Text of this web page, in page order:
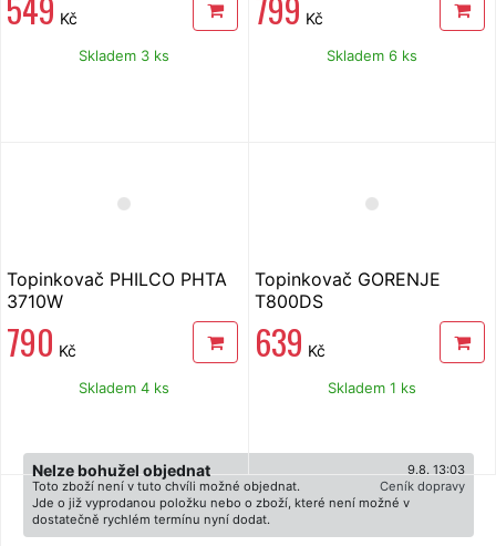
Kč
Skladem 3 ks
Kč
Skladem 6 ks
Topinkovač PHILCO PHTA
3710W
790 Kč
Skladem 4 ks
Topinkovač GORENJE
T800DS
639 Kč
Skladem 1 ks
9.8. 13:03
Nelze bohužel objednat
Ceník dopravy
Toto zboží není v tuto chvíli možné objednat.
Jde o již vyprodanou položku nebo o zboží, které není možné v
dostatečně rychlém termínu nyní dodat.